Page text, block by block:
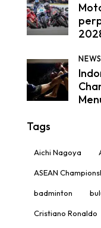
NEWS
Tags
Aichi Nagoya
ASEAN
badminton
Cristiano Ronaldo